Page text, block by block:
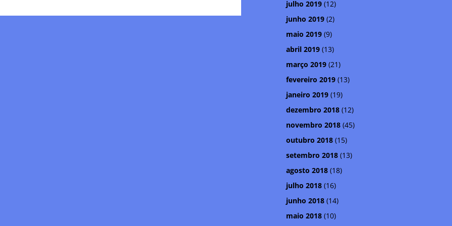
julho 2019 (12)
junho 2019 (2)
maio 2019 (9)
abril 2019 (13)
março 2019 (21)
fevereiro 2019 (13)
janeiro 2019 (19)
dezembro 2018 (12)
novembro 2018 (45)
outubro 2018 (15)
setembro 2018 (13)
agosto 2018 (18)
julho 2018 (16)
junho 2018 (14)
maio 2018 (10)